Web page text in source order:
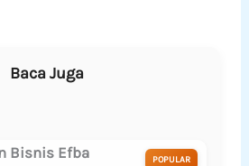
Baca Juga
POPULAR